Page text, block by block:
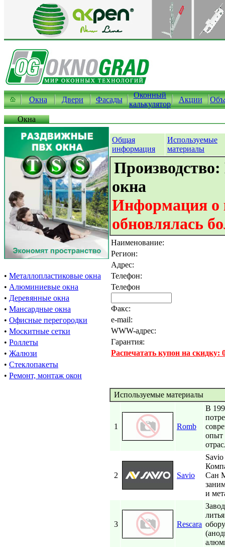
Окна Двери Фасады
Оконный
калькулятор
Акции
Окна
• Металлопластиковые окна
• Алюминиевые окна
• Деревянные окна
• Мансардные окна
• Офисные перегородки
• Москитные сетки
• Роллеты
• Жалюзи
• Стеклопакеты
• Ремонт, монтаж окон
Общая
информация
Используемые
материалы
окна
Информация о
обновлялась
Наименование:
Регион:
Адрес:
Телефон:
Телефон
Факс:
e-mail:
WWW-адрес:
Гарантия:
Распечатать купон на скидку:
Используемые материалы
1 Romb
В
опыт
2 Savio
Сан
и
3 Rescara